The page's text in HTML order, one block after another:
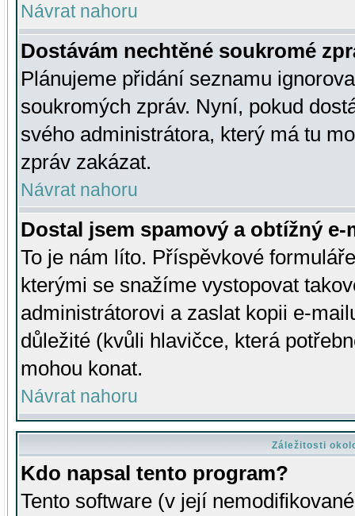
Návrat nahoru
Dostávám nechtěné soukromé
Plánujeme přidání seznamu
soukromých zpráv. Nyní, pokud
svého administrátora, který má tu
zpráv zakázat.
Návrat nahoru
Dostal jsem spamový a obtížný
To je nám líto. Příspěvkové
kterými se snažíme vystopovat
administrátorovi a zaslat kopii e-
důležité (kvůli hlavičce, která
mohou konat.
Návrat nahoru
Záležitosti
Kdo napsal tento program?
Tento software (v její